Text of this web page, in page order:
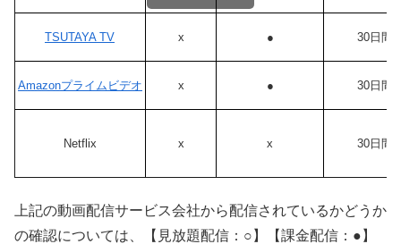
TSUTAYA TV x ● 30日間
Amazonプライムビデオ x ● 30日間
Netflix x x 30日間
上記の動画配信サービス会社から配信されているかどうか
の確認については、【見放題配信：○】【課金配信：●】